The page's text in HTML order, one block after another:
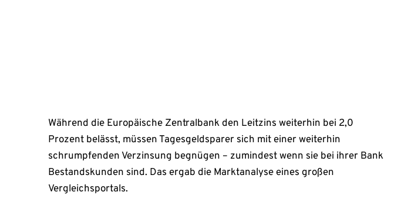
Während die Europäische Zentralbank den Leitzins weiterhin bei 2,0
Prozent belässt, müssen Tagesgeldsparer sich mit einer weiterhin
schrumpfenden Verzinsung begnügen – zumindest wenn sie bei ihrer Bank
Bestandskunden sind. Das ergab die Marktanalyse eines großen
Vergleichsportals.